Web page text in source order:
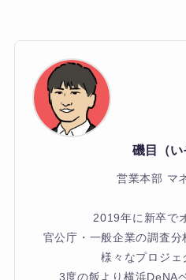
磯目（い
営業本部 マ
2019年に新卒で
官公庁・一般企業の調査
様々なプロジェ
3度の飯より横浜DeNA